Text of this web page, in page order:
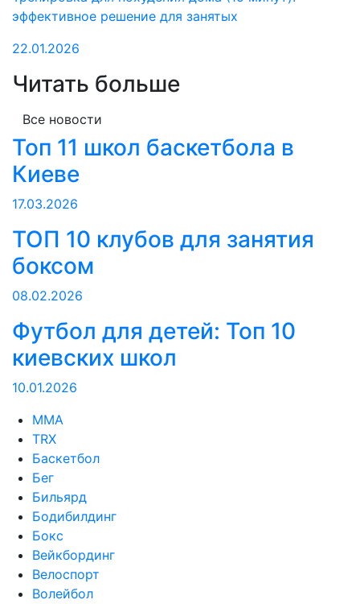
эффективное решение для занятых
22.01.2026
Читать больше
Все новости
Топ 11 школ баскетбола в
Киеве
17.03.2026
ТОП 10 клубов для занятия
боксом
08.02.2026
Футбол для детей: Топ 10
киевских школ
10.01.2026
MMA
TRX
Баскетбол
Бег
Бильярд
Бодибилдинг
Бокс
Вейкбординг
Велоспорт
Волейбол